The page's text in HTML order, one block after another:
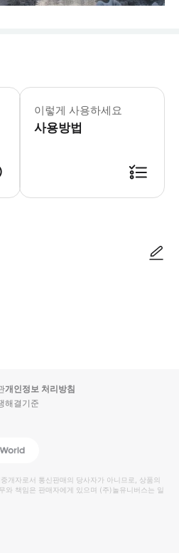
이렇게 사용하세요
사용방법
개인정보 처리방침
해결기준
Global
개자로서 통신판매의 당사자가 아니므로, 상품의
와 책임은 판매자에게 있으며 (주)놀유니버스는 일